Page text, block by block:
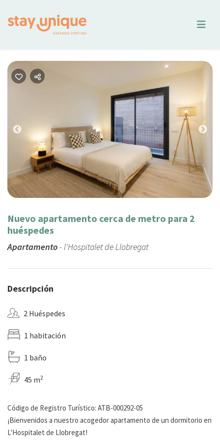
Previous
Nuevo apartamento cerca de metro para 2
huéspedes
Apartamento- l'Hospitalet de Llobregat
Descripción
2 Huéspedes
1 habitación
1 baño
45 m2
Código de Registro Turístico: ATB-000292-05
¡Bienvenidos a nuestro acogedor apartamento de un dormitorio en
L'Hospitalet de Llobregat!